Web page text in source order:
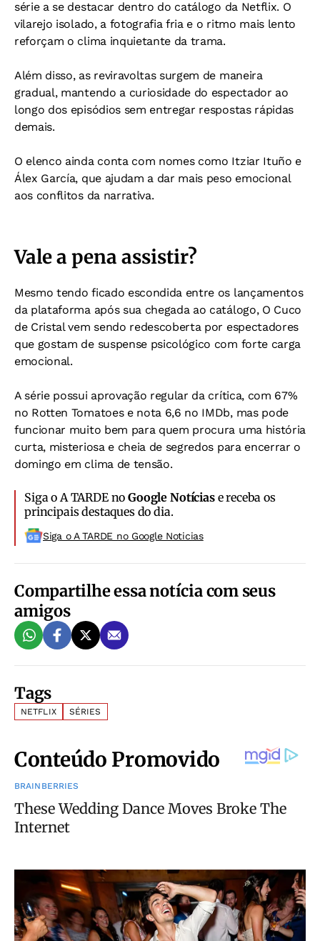
série a se destacar dentro do catálogo da Netflix. O
vilarejo isolado, a fotografia fria e o ritmo mais lento
reforçam o clima inquietante da trama.
Além disso, as reviravoltas surgem de maneira
gradual, mantendo a curiosidade do espectador ao
longo dos episódios sem entregar respostas rápidas
demais.
O elenco ainda conta com nomes como Itziar Ituño e
Álex García, que ajudam a dar mais peso emocional
aos conflitos da narrativa.
Vale a pena assistir?
Mesmo tendo ficado escondida entre os lançamentos
da plataforma após sua chegada ao catálogo, O Cuco
de Cristal vem sendo redescoberta por espectadores
que gostam de suspense psicológico com forte carga
emocional.
A série possui aprovação regular da crítica, com 67%
no Rotten Tomatoes e nota 6,6 no IMDb, mas pode
funcionar muito bem para quem procura uma história
curta, misteriosa e cheia de segredos para encerrar o
domingo em clima de tensão.
Siga o A TARDE noGoogle Notíciase receba os
principais destaques do dia.
Siga o A TARDE no Google Noticias
Compartilhe essa notícia com seus
amigos
Tags
NETFLIX SÉRIES